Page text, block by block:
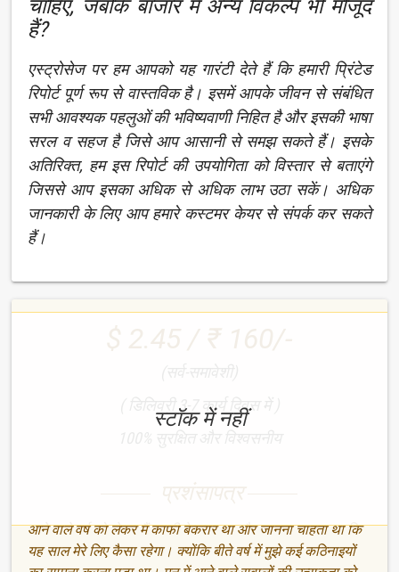
चाहिए, जबकि बाजार में अन्य विकल्प भी मौजूद
हैं?
एस्ट्रोसेज पर हम आपको यह गारंटी देते हैं कि हमारी प्रिंटेड
रिपोर्ट पूर्ण रूप से वास्तविक है। इसमें आपके जीवन से संबंधित
सभी आवश्यक पहलुओं की भविष्यवाणी निहित है और इसकी भाषा
सरल व सहज है जिसे आप आसानी से समझ सकते हैं। इसके
अतिरिक्त, हम इस रिपोर्ट की उपयोगिता को विस्तार से बताएंगे
जिससे आप इसका अधिक से अधिक लाभ उठा सकें। अधिक
जानकारी के लिए आप हमारे कस्टमर केयर से संपर्क कर सकते
हैं।
स्टॉक में नहीं
$ 2.45 / ₹ 160/-
( डिलिवरी 3-7 कार्य दिवस में )
प्रशंसापत्र
आने वाले वर्ष को लेकर मैं काफी बेकरार था और जानना चाहता था कि
यह साल मेरे लिए कैसा रहेगा। क्योंकि बीते वर्ष में मुझे कई कठिनाइयों